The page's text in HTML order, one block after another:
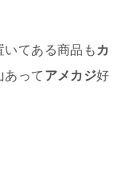
てある商品も カ
あって アメカジ好